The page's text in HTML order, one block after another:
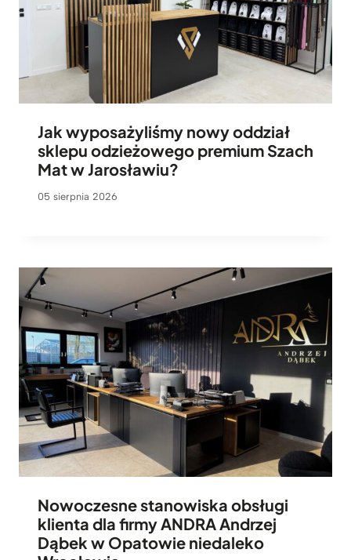
Jak wyposażyliśmy nowy oddział
sklepu odzieżowego premium Szach
Mat w Jarosławiu?
05 sierpnia 2026
Nowoczesne stanowiska obsługi
klienta dla firmy ANDRA Andrzej
Dąbek w Opatowie niedaleko